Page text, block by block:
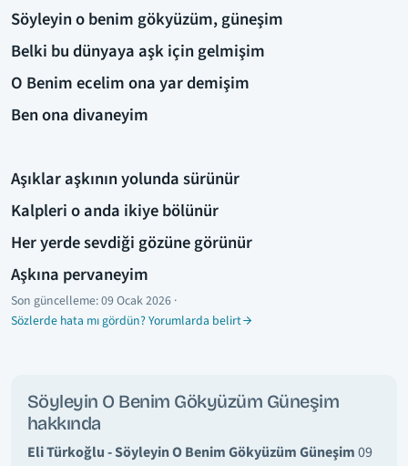
Söyleyin o benim gökyüzüm, güneşim
Belki bu dünyaya aşk için gelmişim
O Benim ecelim ona yar demişim
Ben ona divaneyim
Aşıklar aşkının yolunda sürünür
Kalpleri o anda ikiye bölünür
Her yerde sevdiği gözüne görünür
Aşkına pervaneyim
Son güncelleme:09 Ocak 2026 ·
Sözlerde hata mı gördün? Yorumlarda belirt
Söyleyin O Benim Gökyüzüm Güneşim
hakkında
Eli Türkoğlu - Söyleyin O Benim Gökyüzüm Güneşim09